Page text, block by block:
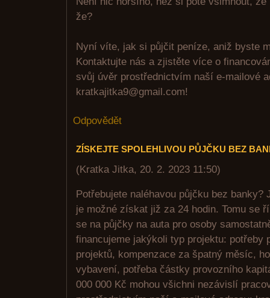
že?
Nyní víte, jak si půjčit peníze, aniž byste
Kontaktujte nás a zjistěte více o
svůj úvěr prostřednictvím naší e-mailové
kratkajitka9@gmail.com!
Odpovědět
ZÍSKEJTE SPOLEHLIVOU PŮJČKU BEZ
(Kratka Jitka, 20. 2. 2023 11:50)
Potřebujete naléhavou půjčku bez
je možné získat již za 24 hodin. Tomu se
se na půjčky na auta pro osoby
financujeme jakýkoli typ projektu: potřeby
projektů, kompenzace za špatný měsíc,
vybavení, potřeba částky provozního
000 000 Kč mohou všichni nezávislí